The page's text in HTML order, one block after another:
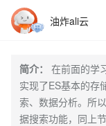
油炸ali云
简介：
在前面的学
实现了ES基本的存
索、数据分析。所
据搜索功能，同上